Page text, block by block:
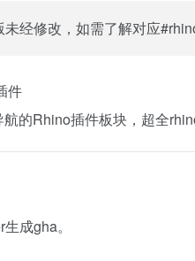
未经修改，如需了解对应
件
的Rhino插件板块，超全
成gha。